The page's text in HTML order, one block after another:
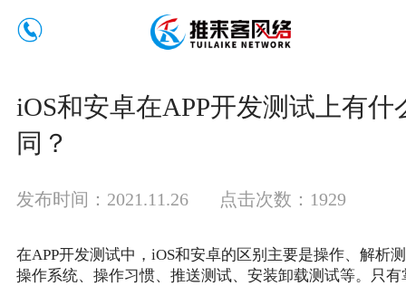
iOS和安卓在APP开发测试上有什
同？
发布时间：2021.11.26 点击次数：1929
在APP开发测试中，iOS和安卓的区别主要是操作、解析
操作系统、操作习惯、推送测试、安装卸载测试等。只有